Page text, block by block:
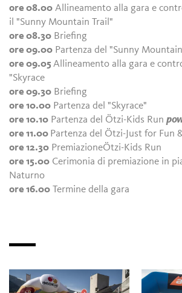
ore 08.00 Allineamento alla gara e
il "Sunny Mountain Trail"
ore 08.30 Briefing
ore 09.00 Partenza del "Sunny
ore 09.05Allineamento alla gara e
"Skyrace
ore 09.30 Briefing
ore 10.00 Partenza del "Skyrace"
ore 10.10 Partenza del Ötzi-Kids Run
ore 11.00 Partenza del Ötzi-Just for Fun
ore 12.30 PremiazioneÖtzi-Kids Run
ore 15.00 Cerimonia di premiazione in
Naturno
ore 16.00 Termine della gara